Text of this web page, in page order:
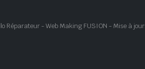
Réparateur - Web Making FUSION - Mise à